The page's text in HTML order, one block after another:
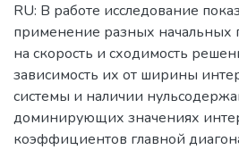
RU: В работе исследование
применение разных начальных
на скорость и сходимость
зависимость их от ширины
системы и наличии
доминирующих значениях
коэффициентов главной